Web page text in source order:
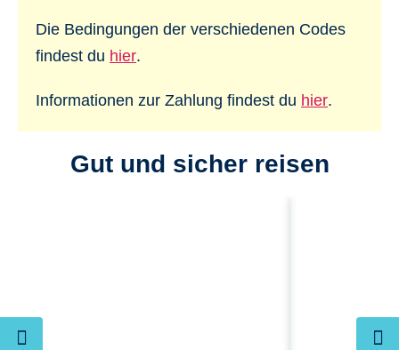
Die Bedingungen der verschiedenen Codes
findest du hier.
Informationen zur Zahlung findest du hier.
Gut und sicher reisen